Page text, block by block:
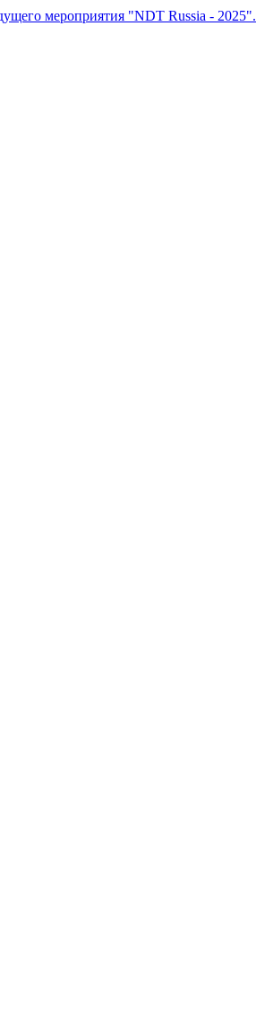
мероприятия "NDT Russia - 2025".